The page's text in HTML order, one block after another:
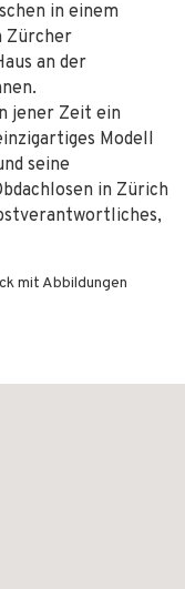
in einem
Zürcher
an der
jener Zeit ein
Modell
seine
in Zürich
mit Abbildungen